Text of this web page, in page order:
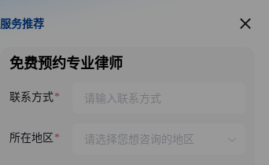
服务推荐
服务推荐
免费预约专业律师
联系方式
所在地区